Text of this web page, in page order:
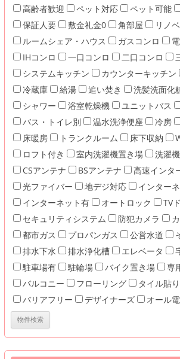
高齢者歓迎
ペット対応 ペット可能
保証人要
敷金礼金0 角部屋
リノ
ルームシェア・ハウス
ガスコンロ
IHコンロ
一口コンロ 二口コンロ
システムキッチン
カウンターキッチン
冷蔵庫
給湯 追い焚き 洗髪洗面化
シャワー
浴室乾燥機 ユニットバス
バス・トイレ別
温水洗浄便座 冷房
床暖房
トランクルーム 床下収納
ロフト付き
室内洗濯機置き場 洗濯
CSアンテナ
BSアンテナ
高速インタ
光ファイバー
地デジ対応
インター
インターネット有
オートロック
TV
セキュリティシステム
防犯カメラ
都市ガス
プロパンガス 公営水道
排水下水
排水浄化槽 エレベータ
駐車場有
駐輪場 バイク置き場 専
バルコニー
フローリング タイル貼り
バリアフリー
デザイナーズ オール